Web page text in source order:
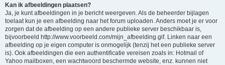
Kan ik afbeeldingen plaatsen?
Ja, je kunt afbeeldingen in je bericht weergeven. Als de beheerder bijlagen
toelaat kun je een afbeelding naar het forum uploaden. Anders moet je er voor
zorgen dat de afbeelding op een andere publieke server beschikbaar is,
bijvoorbeeld http://www.voorbeeld.com/mijn_afbeelding.gif. Linken naar een
afbeelding op je eigen computer is onmogelijk (tenzij het een publieke server
is). Ook afbeeldingen die een authentificatie vereisen zoals in: Hotmail of
Yahoo mailboxen, een wachtwoord beschermde website, enz. kunnen niet